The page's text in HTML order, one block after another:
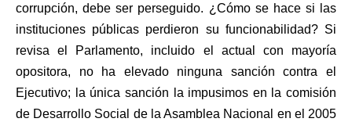
corrupción, debe ser perseguido. ¿Cómo se hace si las
instituciones públicas perdieron su funcionabilidad? Si
revisa el Parlamento, incluido el actual con mayoría
opositora, no ha elevado ninguna sanción contra el
Ejecutivo; la única sanción la impusimos en la comisión
de Desarrollo Social de la Asamblea Nacional en el 2005